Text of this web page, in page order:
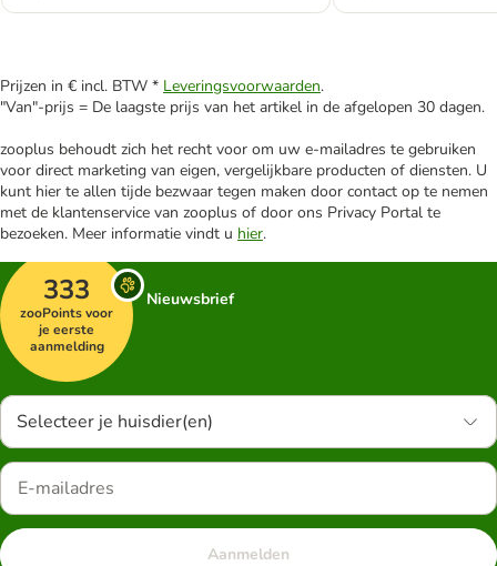
Prijzen in € incl. BTW * Leveringsvoorwaarden.
"Van"-prijs = De laagste prijs van het artikel in de afgelopen 30 dagen.
zooplus behoudt zich het recht voor om uw e-mailadres te gebruiken
voor direct marketing van eigen, vergelijkbare producten of diensten. U
kunt hier te allen tijde bezwaar tegen maken door contact op te nemen
met de klantenservice van zooplus of door ons Privacy Portal te
bezoeken. Meer informatie vindt u hier.
333
zooPoints voor
je eerste
aanmelding
Nieuwsbrief
Selecteer je huisdier(en)
Aanmelden